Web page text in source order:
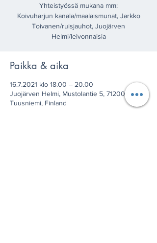
​Yhteistyössä mukana mm:
Koivuharjun kanala/maalaismunat, Jarkko
Toivanen/ruisjauhot, Juojärven
Helmi/leivonnaisia
Paikka & aika
16.7.2021 klo 18.00 – 20.00
Juojärven Helmi, Mustolantie 5, 71200
Tuusniemi, Finland